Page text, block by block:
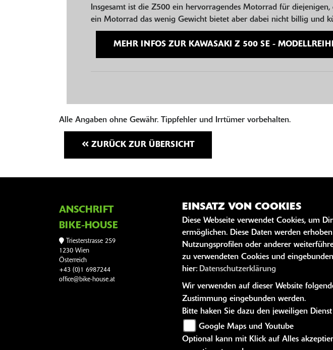
Insgesamt ist die Z500 ein hervorragendes Motorrad für
ein Motorrad das wenig Gewicht bietet aber dabei nicht billig und
MEHR INFOS ZUR KAWASAKI Z 500 SE -
Alle Angaben ohne Gewähr. Tippfehler und Irrtümer vorbehalten.
ZURÜCK ZUR ÜBERSICHT
ANSCHRIFT
BIKE-HOUSE
Triesterstrasse 259
1230 Wien
Österreich
+43 (0)1 6987244
office@bike-house.at
SOCIAL MEDIA
Instagram
EINSATZ VON COOKIES
Diese Webseite verwendet Cookies, um
ermöglichen. Diese Daten werden
Nutzungsprofilen oder anderer
zu verwendeten Cookies und
hier: Datenschutzerklärung
Wir verwenden auf dieser Website
Zustimmung eingebunden werden.
Bitte haken Sie dazu den jeweiligen
Google Maps und Youtube
Optional kann mit Klick auf Alles